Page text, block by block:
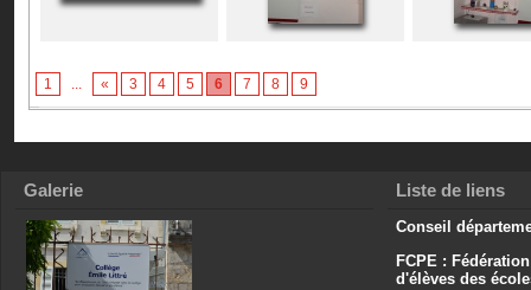
1 ... « 3 4 5 6 7 8 9
Galerie Liste de liens
Conseil
FCPE :
d'élèves des